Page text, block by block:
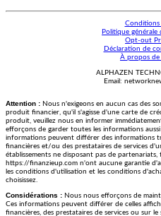
Conditions
Politique
Opt-out
Déclaration de
À propos de
ALPHAZEN
Email:
Attention : Nous n'exigeons en aucun cas des
produit financier, qu'il s'agisse d'une carte de
produit, veuillez nous en informer
efforçons de garder toutes les informations
informations peuvent différer des informations
financières et/ou des prestataires de services
établissements ne disposant pas de
https://finanzieup.com n'ont aucune garantie
les conditions d'utilisation et les conditions
choisissez.
Considérations : Nous nous efforçons de
Ces informations peuvent différer de celles
financières, des prestataires de services ou sur